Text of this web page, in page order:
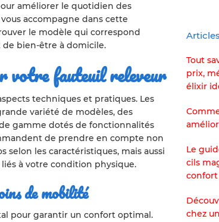
améliorer le quotidien des
accompagne dans cette
le modèle qui correspond
de bien-être à domicile.
votre fauteuil releveur
techniques et pratiques. Les
variété de modèles, des
gamme dotés de fonctionnalités
de prendre en compte non
selon les caractéristiques, mais aussi
à votre condition physique.
de mobilité
pour garantir un confort optimal.
Tout
prix,
élixir
Le
cils
chez